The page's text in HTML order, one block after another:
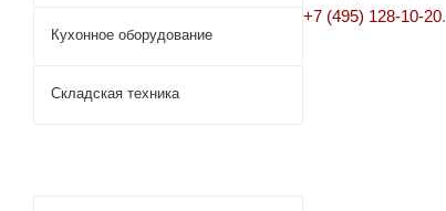
+7 (495) 128-10-20.
Кухонное оборудование
Складская техника